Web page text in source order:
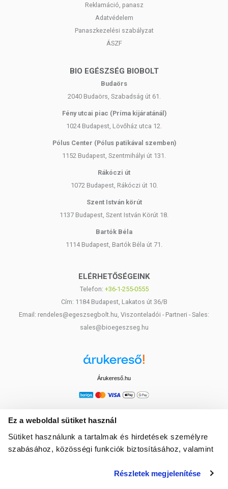
Ez a weboldal sütiket használ
Sütiket használunk a tartalmak és hirdetések személyre
szabásához, közösségi funkciók biztosításához, valamint
média-, hirdető- és elemező partnereinkkel megosztjuk az
Részletek megjelenítése
Reklamáció, panasz
Adatvédelem
Panaszkezelési szabályzat
ÁSZF
BIO EGÉSZSÉG BIOBOLT
Budaörs
2040 Budaörs, Szabadság út 61.
Fény utcai piac (Príma kijáratánál)
1024 Budapest, Lövőház utca 12.
Pólus Center (Pólus patikával szemben)
1152 Budapest, Szentmihályi út 131.
Rákóczi út
1072 Budapest, Rákóczi út 10.
Szent István körút
1137 Budapest, Szent István Körút 18.
Bartók Béla
1114 Budapest, Bartók Béla út 71.
ELÉRHETŐSÉGEINK
Telefon: +36-1-255-0555
Cím: 1184 Budapest, Lakatos út 36/B
Email: rendeles@egeszsegbolt.hu, Viszonteladói - Partneri - Sales:
sales@bioegeszseg.hu
Árukereső.hu